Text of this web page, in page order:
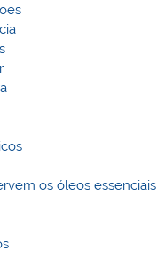
os óleos essenciais